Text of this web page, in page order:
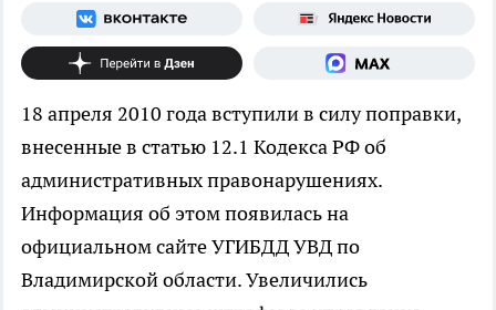
18 апреля 2010 года вступили в силу поправки,
внесенные в статью 12.1 Кодекса РФ об
административных правонарушениях.
Информация об этом появилась на
официальном сайте УГИБДД УВД по
Владимирской области. Увеличились